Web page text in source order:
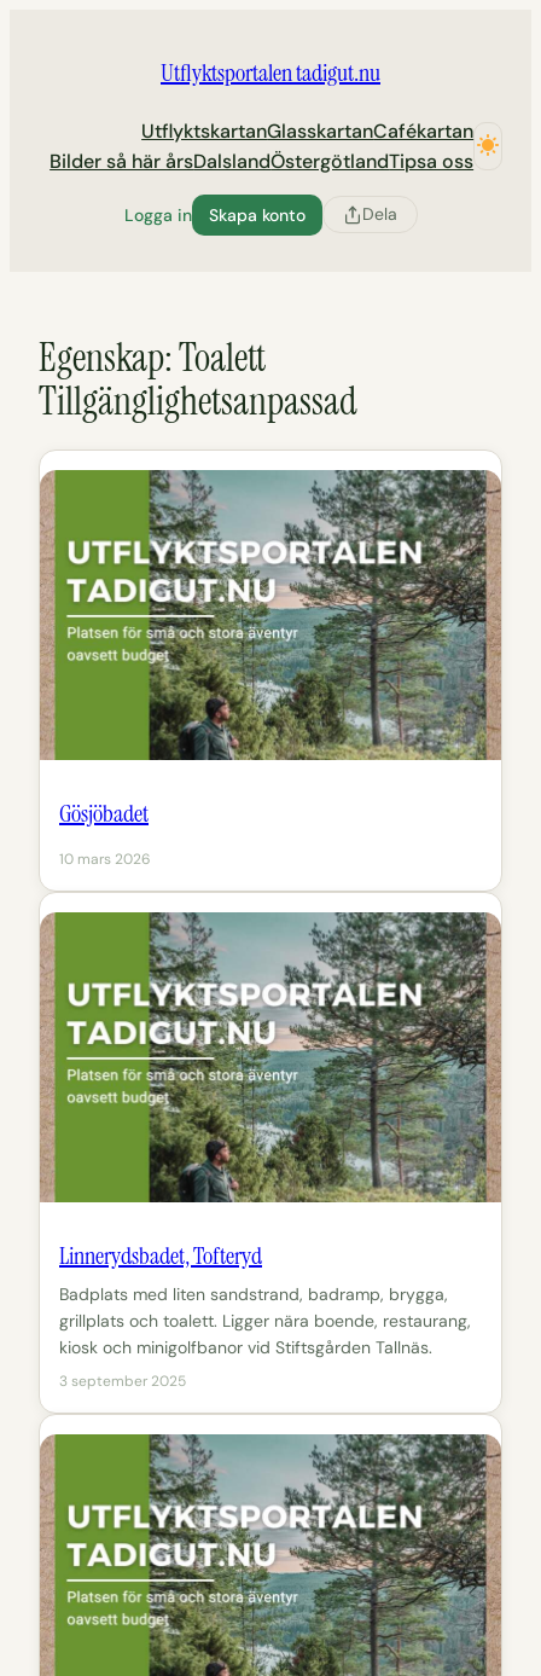
Utflyktsportalen tadigut.nu
UtflyktskartanGlasskartanCafékartan
Bilder så här årsDalslandÖstergötlandTipsa oss
Logga in Skapa konto Dela
Egenskap:Toalett
Tillgänglighetsanpassad
Gösjöbadet
10 mars 2026
Linnerydsbadet, Tofteryd
Badplats med liten sandstrand, badramp, brygga,
grillplats och toalett. Ligger nära boende, restaurang,
kiosk och minigolfbanor vid Stiftsgården Tallnäs.
3 september 2025